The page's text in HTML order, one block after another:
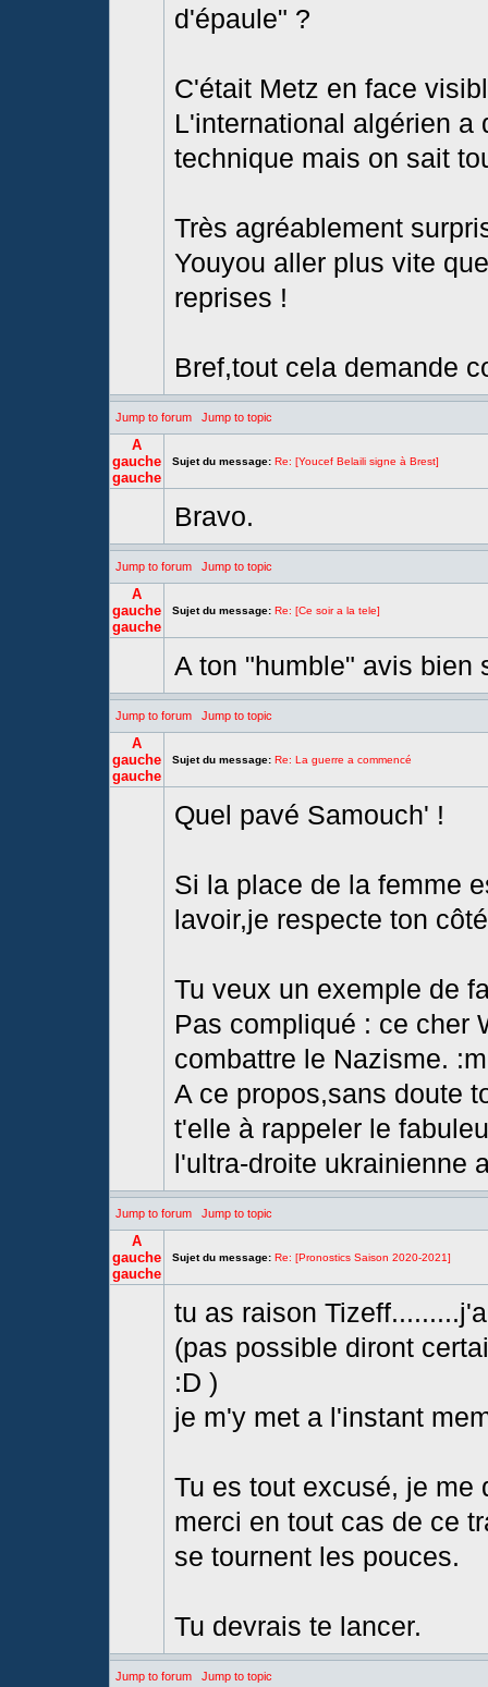
d'épaule" ?
C'était Metz en face
L'international algérien a
technique mais on sait
Très agréablement
Youyou aller plus vite
reprises !
Bref,tout cela demande
Jump to forum Jump to topic
A
gauche
gauche
Sujet du message: Re: [Youcef Belaili signe à Brest]
Bravo.
Jump to forum Jump to topic
A
gauche
gauche
Sujet du message: Re: [Ce soir a la tele]
A ton "humble" avis bien
Jump to forum Jump to topic
A
gauche
gauche
Sujet du message: Re: La guerre a commencé
Quel pavé Samouch' !
Si la place de la femme
lavoir,je respecte ton
Tu veux un exemple de
Pas compliqué : ce cher
combattre le Nazisme.
A ce propos,sans doute
t'elle à rappeler le
l'ultra-droite ukrainienne
Jump to forum Jump to topic
A
gauche
gauche
Sujet du message: Re: [Pronostics Saison 2020-2021]
tu as raison
(pas possible diront
:D )
je m'y met a l'instant
Tu es tout excusé, je me
merci en tout cas de ce
se tournent les pouces.
Tu devrais te lancer.
Jump to forum Jump to topic